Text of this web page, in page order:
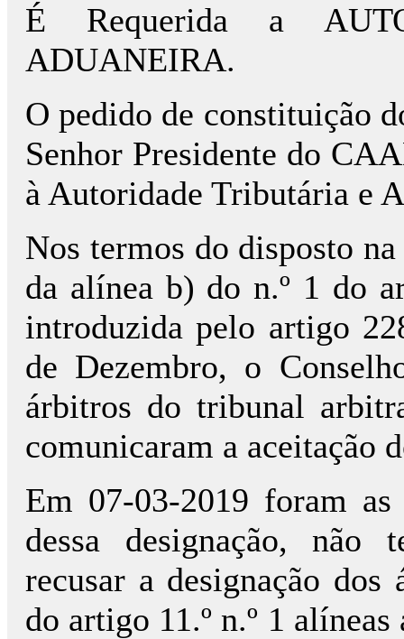
É Requerida a
ADUANEIRA.
O pedido de constituição
Senhor Presidente do
à Autoridade Tributária e
Nos termos do disposto
da alínea b) do n.º 1 do
introduzida pelo artigo
de Dezembro, o
árbitros do tribunal
comunicaram a aceitação
Em 07-03-2019 foram as
dessa designação, não
recusar a designação
do artigo 11.º n.º 1